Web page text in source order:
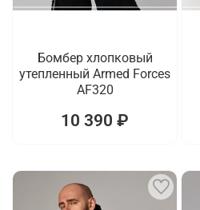
Бомбер хлопковый
утепленный Armed Forces
AF320
10 390 ₽